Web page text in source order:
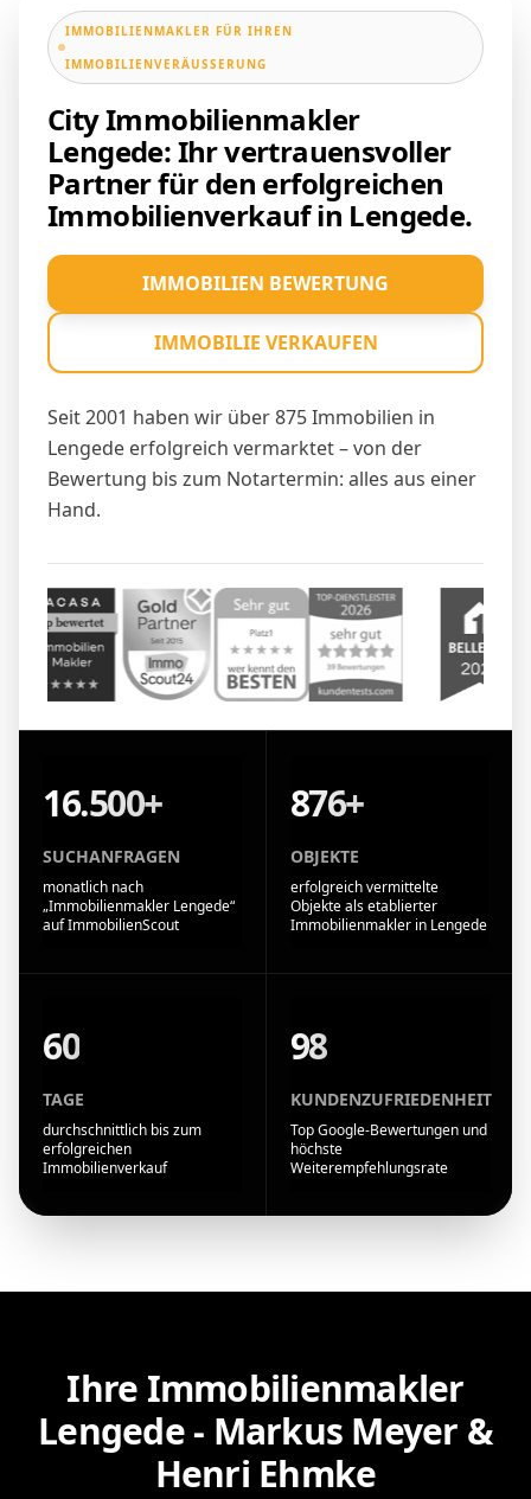
IMMOBILIENMAKLER FÜR IHREN
IMMOBILIENVERÄUSSERUNG
City Immobilienmakler
Lengede: Ihr vertrauensvoller
Partner für den erfolgreichen
Immobilienverkauf in Lengede.
Seit 2001 haben wir über 875 Immobilien in
Lengede erfolgreich vermarktet – von der
Bewertung bis zum Notartermin: alles aus einer
Hand.
IMMOBILIEN BEWERTUNG
IMMOBILIE VERKAUFEN
16.500+
SUCHANFRAGEN
monatlich nach
„Immobilienmakler Lengede“
auf ImmobilienScout
876+
OBJEKTE
erfolgreich vermittelte
Objekte als etablierter
Immobilienmakler in Lengede
60
TAGE
durchschnittlich bis zum
erfolgreichen
Immobilienverkauf
98
KUNDENZUFRIEDENHEIT
Top Google-Bewertungen und
höchste
Weiterempfehlungsrate
Ihre Immobilienmakler
Lengede - Markus Meyer &
Henri Ehmke